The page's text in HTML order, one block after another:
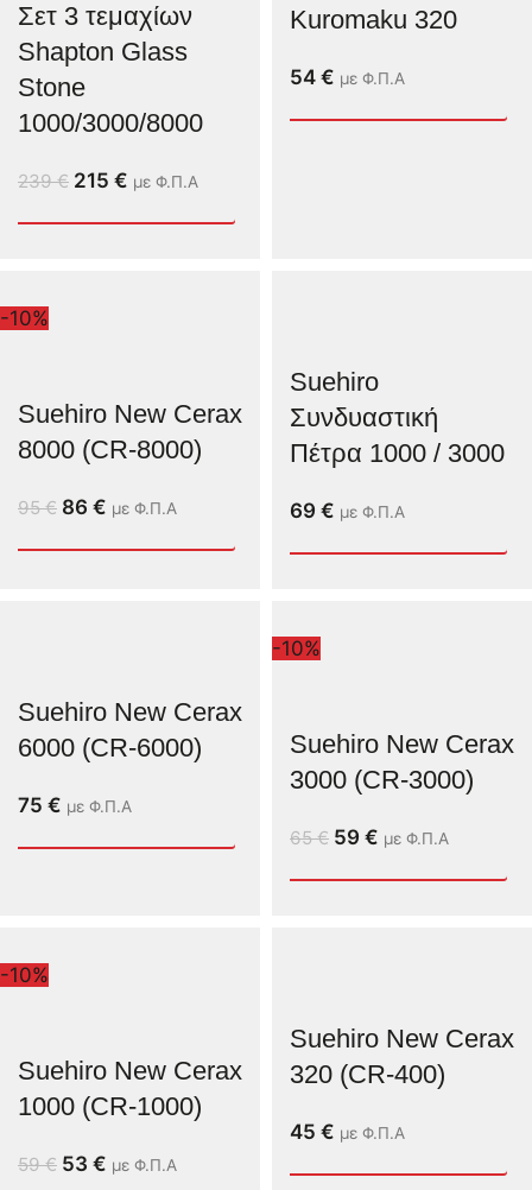
Σετ 3 τεμαχίων
Shapton Glass
Stone
1000/3000/8000
239€ 215 € με Φ.Π.Α
Kuromaku 320
54 € με Φ.Π.Α
-10%
Suehiro New Cerax
8000 (CR-8000)
95€ 86 € με Φ.Π.Α
Suehiro
Συνδυαστική
Πέτρα 1000 / 3000
69 € με Φ.Π.Α
Suehiro New Cerax
6000 (CR-6000)
75 € με Φ.Π.Α
-10%
Suehiro New Cerax
3000 (CR-3000)
65€ 59 € με Φ.Π.Α
-10%
Suehiro New Cerax
1000 (CR-1000)
59€ 53 € με Φ.Π.Α
Suehiro New Cerax
320 (CR-400)
45 € με Φ.Π.Α